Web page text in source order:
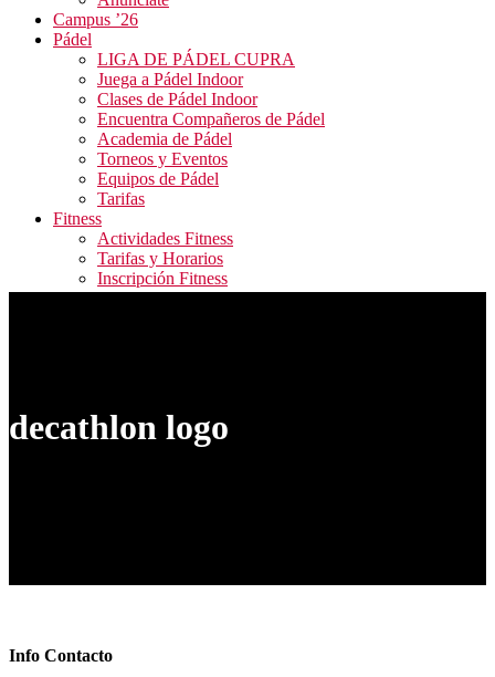
Campus ’26
Pádel
LIGA DE PÁDEL CUPRA
Juega a Pádel Indoor
Clases de Pádel Indoor
Encuentra Compañeros de Pádel
Academia de Pádel
Torneos y Eventos
Equipos de Pádel
Tarifas
Fitness
Actividades Fitness
Tarifas y Horarios
Inscripción Fitness
Blog
decathlon logo
Info Contacto